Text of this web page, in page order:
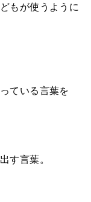
もが使うように
ている言葉を
す言葉。